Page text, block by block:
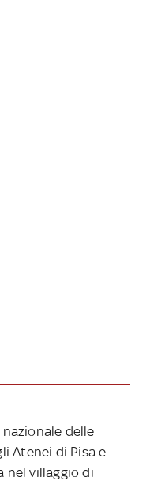
delle
Atenei di Pisa e
nel villaggio di